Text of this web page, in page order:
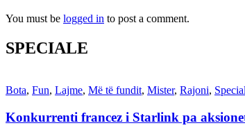
You must be logged in to post a comment.
SPECIALE
Bota, Fun, Lajme, Më të fundit, Mister, Rajoni,
Konkurrenti francez i Starlink pa